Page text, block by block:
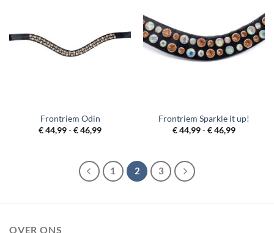
Frontriem Odin
€ 44,99 € 46,99Prijsklasse:
€ 44,99
Frontriem Sparkle it up!
€ 44,99 € 46,99
€ 44,99
1 2 3
OVER ONS